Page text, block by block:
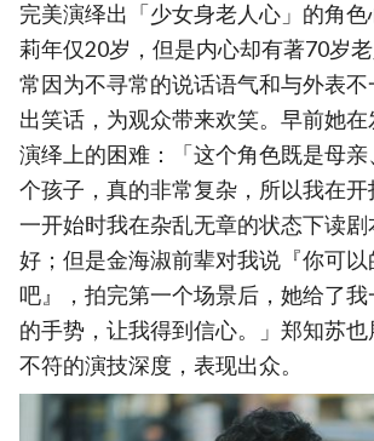
完美演绎出「少女身老人心」的角
莉年仅20岁，但是内心却有著70岁
常因为不寻常的说话语气和与外表
出笑话，为观众带来欢笑。早前她
演绎上的困难：「这个角色既是母
个孩子，真的非常复杂，所以我在开
一开始时我在杂乱无章的状态下读
好；但是金海淑前辈对我说『你可
吧』，拍完第一个场景后，她给了我
的手势，让我得到信心。」郑知苏
不符的演技深度，表现出众。